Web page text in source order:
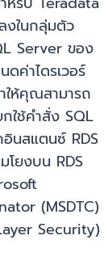
งในกลุ่มตัว
Server ของ
ค่าไดรเวอร์
ให้คุณสามารถ
ใช้คำสั่ง SQL
นสแตนซ์ RDS
โยงบน RDS
(MSDTC)
Security)